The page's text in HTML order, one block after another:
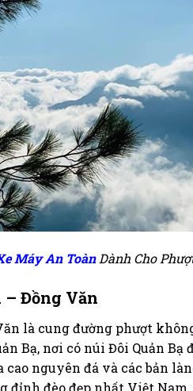
Máy An ToànDành Cho
– Đồng Văn
là cung đường phượt
Bạ, nơi có núi Đôi Quản
nguyên đá và các bản
đỉnh đèo đẹp nhất Việt